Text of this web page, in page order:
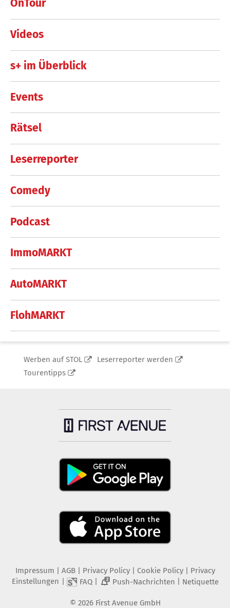
OnTour
Videos
s+ im Überblick
Events
Rätsel
Leserreporter
Comedy
Podcast
ImmoMARKT
AutoMARKT
FlohMARKT
Werben auf STOL
Leserreporter werden
Tourentipps
Impressum AGB Privacy Policy| Cookie Policy| Privacy
Einstellungen
FAQ| 2 Push-Nachrichten Netiquette
© 2026 First Avenue GmbH